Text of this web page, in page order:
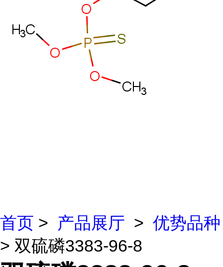
首页 > 产品展厅 > 优势品种
> 双硫磷3383-96-8